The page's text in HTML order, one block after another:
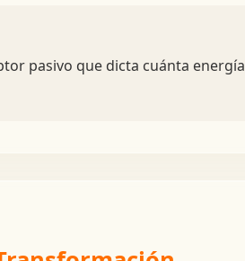
pasivo que dicta cuánta energía